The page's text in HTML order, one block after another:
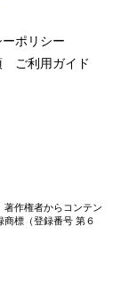
ポリシー
ご利用ガイド
著作権者からコンテン
標（登録番号 第６